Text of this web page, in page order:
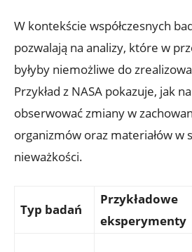
W kontekście współczesnych
pozwalają‌ na analizy, które w
byłyby niemożliwe do
Przykład z NASA ⁤pokazuje,⁤ jak
obserwować zmiany w
organizmów ‌oraz ⁣materiałów w
nieważkości.
Typ badań
Przykładowe
eksperymenty